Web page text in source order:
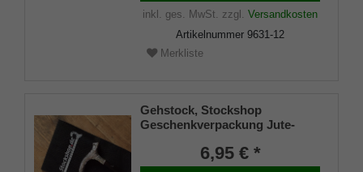
inkl. ges. MwSt. zzgl. Versandkosten
Artikelnummer 9631-12
Merkliste
Gehstock, Stockshop
Geschenkverpackung Jute-
Klettverschluss6,95 € *